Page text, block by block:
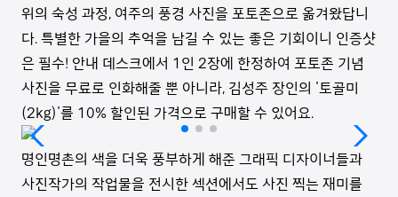
위의 숙성 과정, 여주의 풍경 사진을 포토존으로 옮겨왔답니
다. 특별한 가을의 추억을 남길 수 있는 좋은 기회이니 인증샷
은 필수! 안내 데스크에서 1인 2장에 한정하여 포토존 기념
사진을 무료로 인화해줄 뿐 아니라, 김성주 장인의 '토골미
(2kg)'를 10% 할인된 가격으로 구매할 수 있어요.
명인명촌의 색을 더욱 풍부하게 해준 그래픽 디자이너들과
사진작가의 작업물을 전시한 섹션에서도 사진 찍는 재미를